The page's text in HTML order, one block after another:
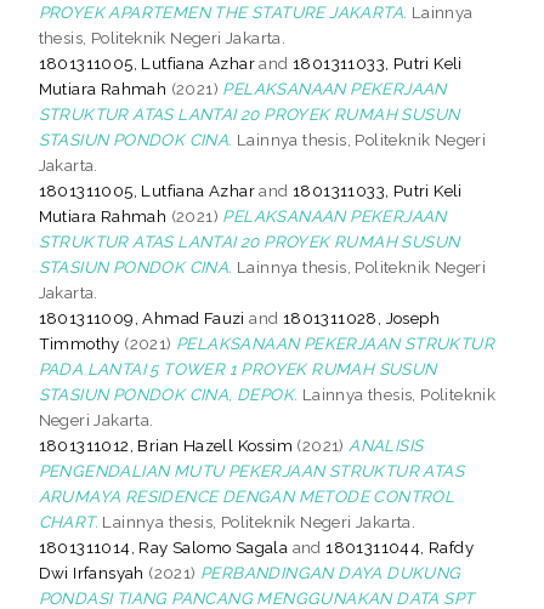
PROYEK APARTEMEN THE STATURE JAKARTA. Lainnya
thesis, Politeknik Negeri Jakarta.
1801311005, Lutfiana Azharand1801311033, Putri Keli
Mutiara Rahmah (2021) PELAKSANAAN PEKERJAAN
STRUKTUR ATAS LANTAI 20 PROYEK RUMAH SUSUN
STASIUN PONDOK CINA. Lainnya thesis, Politeknik Negeri
Jakarta.
1801311005, Lutfiana Azharand1801311033, Putri Keli
Mutiara Rahmah (2021) PELAKSANAAN PEKERJAAN
STRUKTUR ATAS LANTAI 20 PROYEK RUMAH SUSUN
STASIUN PONDOK CINA. Lainnya thesis, Politeknik Negeri
Jakarta.
1801311009, Ahmad Fauzi and 1801311028, Joseph
Timmothy (2021) PELAKSANAAN PEKERJAAN STRUKTUR
PADA LANTAI 5 TOWER 1 PROYEK RUMAH SUSUN
STASIUN PONDOK CINA, DEPOK. Lainnya thesis, Politeknik
Negeri Jakarta.
1801311012, Brian Hazell Kossim (2021) ANALISIS
PENGENDALIAN MUTU PEKERJAAN STRUKTUR ATAS
ARUMAYA RESIDENCE DENGAN METODE CONTROL
CHART. Lainnya thesis, Politeknik Negeri Jakarta.
1801311014, Ray Salomo Sagala and1801311044, Rafdy
Dwi Irfansyah (2021) PERBANDINGAN DAYA DUKUNG
PONDASI TIANG PANCANG MENGGUNAKAN DATA SPT